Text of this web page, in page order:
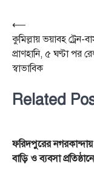
Post
navigation
⟵
কুমিল্লায় ভয়াবহ ট্রেন-
প্রাণহানি, ৫ ঘণ্টা পর
স্বাভাবিক
Related
ফরিদপুরের
বাড়ি ও ব্যবসা